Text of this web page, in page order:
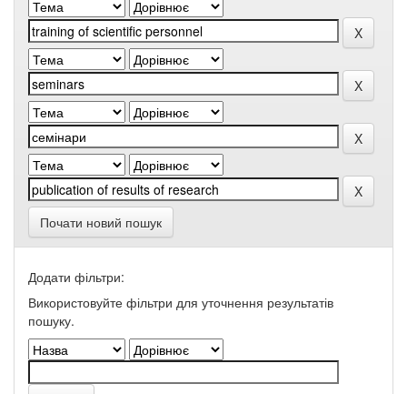
Почати новий пошук
Додати фільтри:
Використовуйте фільтри для уточнення результатів
пошуку.